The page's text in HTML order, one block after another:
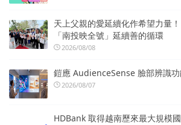
天上父親的愛延續化作希望力量
「南投映全號」延續善的循環
2026/08/08
鎧應 AudienceSense 臉部辨識
2026/08/07
HDBank 取得越南歷來最大規模